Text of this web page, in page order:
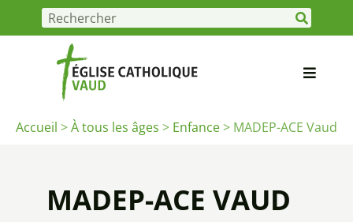
Accueil >À tous les âges > Enfance> MADEP-ACE Vaud
MADEP-ACE VAUD